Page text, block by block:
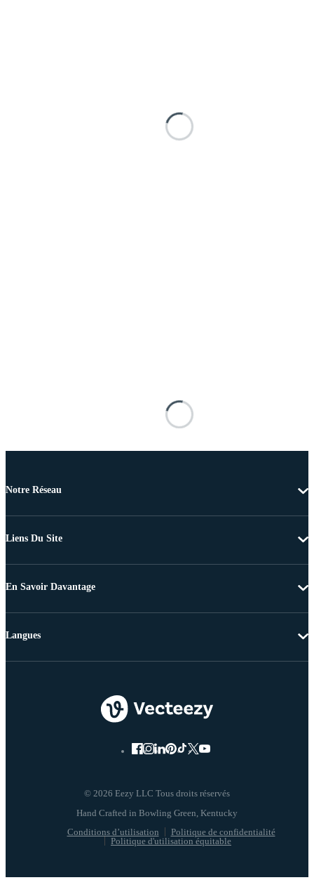
Notre Réseau
Liens Du Site
En Savoir Davantage
© 2026 Eezy LLC Tous droits réservés
Conditions d’utilisation
Politique de confidentialité
Politique d'utilisation équitable
Langues